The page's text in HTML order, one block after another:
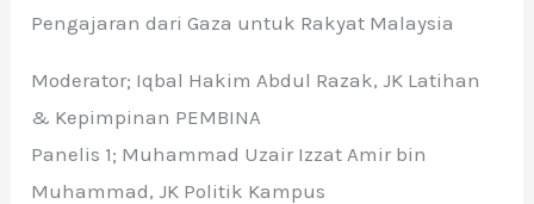
Pengajaran dari Gaza untuk Rakyat Malaysia
Moderator; Iqbal Hakim Abdul Razak, JK Latihan
& Kepimpinan PEMBINA
Panelis 1; Muhammad Uzair Izzat Amir bin
Muhammad, JK Politik Kampus